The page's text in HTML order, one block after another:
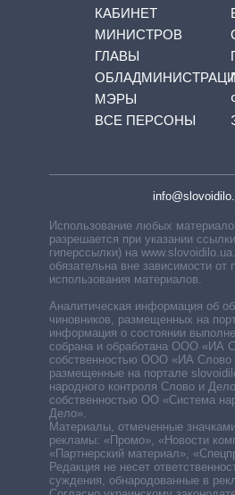
КАБИНЕТ
МИНИСТРОВ
ГЛАВЫ
МЭРЫ
ВСЕ ПЕРСОНЫ
Использование любых
разрешается при указании
гиперссылки) на
обязательна вне зависимости от
использования материалов.
Аналитическая информация об
чиновников, размещенных на
информация о состоянии
собрана и обработана ООО «ИА
собственностью ООО «ИА Слово
размещенные на портале
народного контроля Слово и
собственностью ОО «Система
Дело».
Материалы, отмеченные
рекламы: «Промо», «Новости
«Партнерский материал»,
Редакция не несет
суждения, обнародованные в